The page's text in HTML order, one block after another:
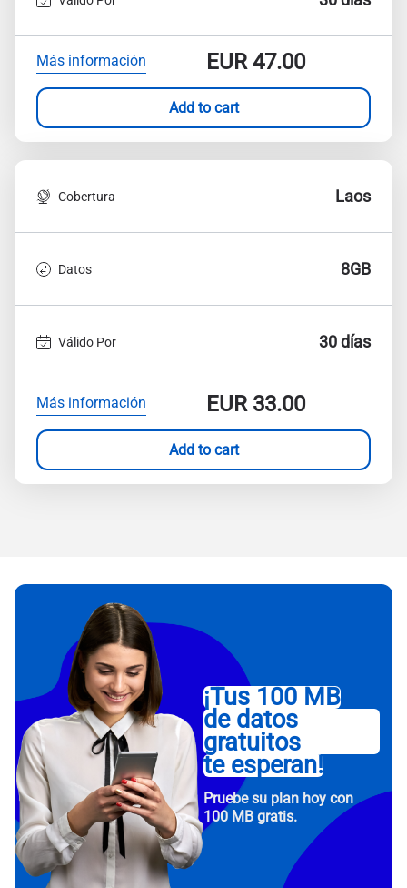
Más información EUR47.00
Add to cart
Cobertura Laos
Datos 8GB
Válido Por 30 días
Más información EUR33.00
Add to cart
¡Tus 100 MB
de datos
gratuitos
te esperan!
Pruebe su plan hoy con
100 MB gratis.